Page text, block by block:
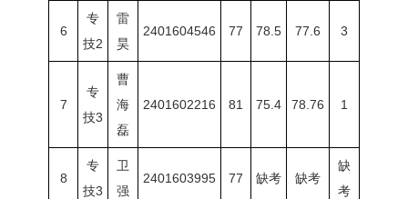
6
专
技2
雷
昊
2401604546 77 78.5 77.6 3
7
专
技3
曹
海
磊
2401602216 81 75.4 78.76 1
8
专
技3
卫
强
2401603995 77 缺考 缺考
缺
考